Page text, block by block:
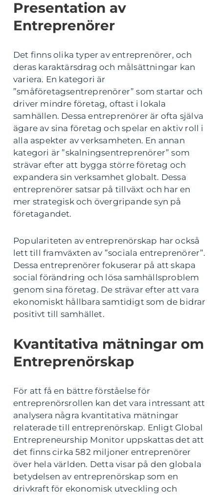
Presentation av
Entreprenörer
Det finns olika typer av entreprenörer, och
deras karaktärsdrag och målsättningar kan
variera. En kategori är
”småföretagsentreprenörer” som startar och
driver mindre företag, oftast i lokala
samhällen. Dessa entreprenörer är ofta själva
ägare av sina företag och spelar en aktiv roll i
alla aspekter av verksamheten. En annan
kategori är ”skalningsentreprenörer” som
strävar efter att bygga större företag och
expandera sin verksamhet globalt. Dessa
entreprenörer satsar på tillväxt och har en
mer strategisk och övergripande syn på
företagandet.
Populariteten av entreprenörskap har också
lett till framväxten av ”sociala entreprenörer”.
Dessa entreprenörer fokuserar på att skapa
social förändring och lösa samhällsproblem
genom sina företag. De strävar efter att vara
ekonomiskt hållbara samtidigt som de bidrar
positivt till samhället.
Kvantitativa mätningar om
Entreprenörskap
För att få en bättre förståelse för
entreprenörsrollen kan det vara intressant att
analysera några kvantitativa mätningar
relaterade till entreprenörskap. Enligt Global
Entrepreneurship Monitor uppskattas det att
det finns cirka 582 miljoner entreprenörer
över hela världen. Detta visar på den globala
betydelsen av entreprenörskap som en
drivkraft för ekonomisk utveckling och